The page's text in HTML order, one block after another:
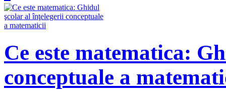
Ce este matematica:
conceptuale a